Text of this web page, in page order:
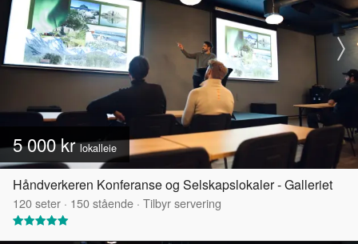
5 000 krlokalleie
Håndverkeren Konferanse og Selskapslokaler - Galleriet
120seter · 150stående · Tilbyr servering